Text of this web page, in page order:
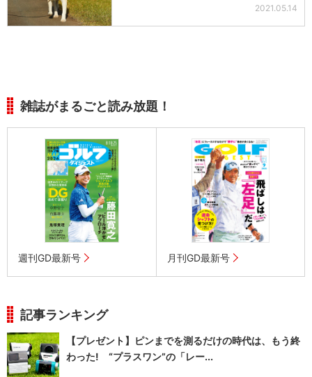
2021.05.14
雑誌がまるごと読み放題！
週刊GD最新号 月刊GD最新号
記事ランキング
【プレゼント】ピンまでを測るだけの時代は、もう終
わった! “プラスワン”の「レー...